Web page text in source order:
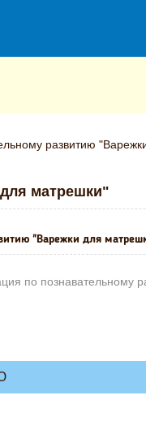
развитию
матрешки"
"Варежки для
по познавательному